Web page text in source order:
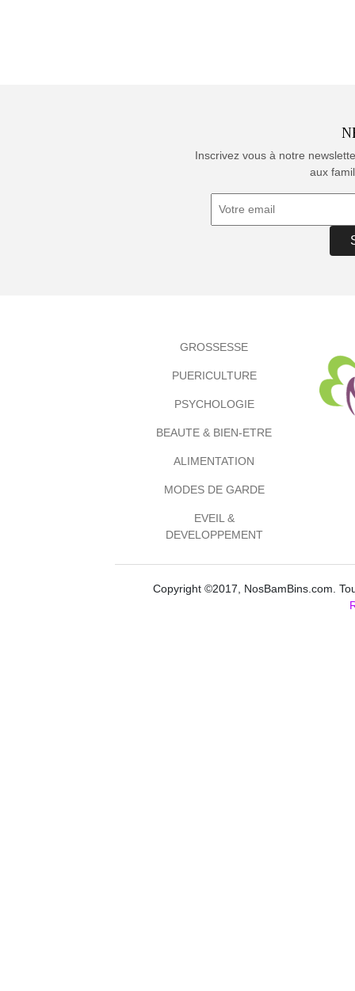
Inscrivez vous à notre
aux
GROSSESSE
PUERICULTURE
PSYCHOLOGIE
BEAUTE & BIEN-ETRE
ALIMENTATION
MODES DE GARDE
EVEIL &
DEVELOPPEMENT
Copyright ©2017, NosBamBins.com.